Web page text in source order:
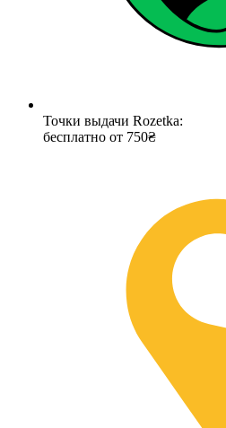
Точки выдачи Rozetka:
бесплатно от 750₴